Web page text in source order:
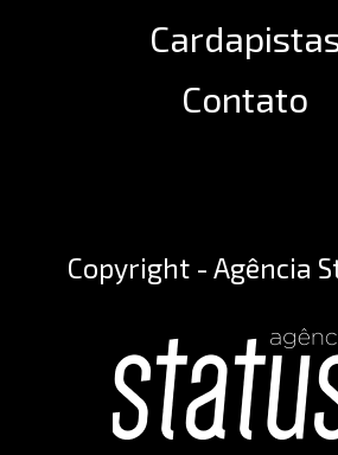
Contato
Copyright - Agência